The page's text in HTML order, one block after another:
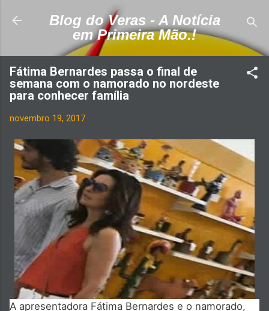
Pular para o conteúdo principal
Blog do Veras - A Notícia
em Primeira Mão.!
Fátima Bernardes passa o final de
semana com o namorado no nordeste
para conhecer família
novembro 19, 2017
A apresentadora Fátima Bernardes e o namorado,